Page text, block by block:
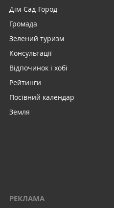
Дім-Сад-Город
Громада
Зелений туризм
Консультації
Відпочинок і хобі
Рейтинги
Посівний календар
Земля
РЕКЛАМА